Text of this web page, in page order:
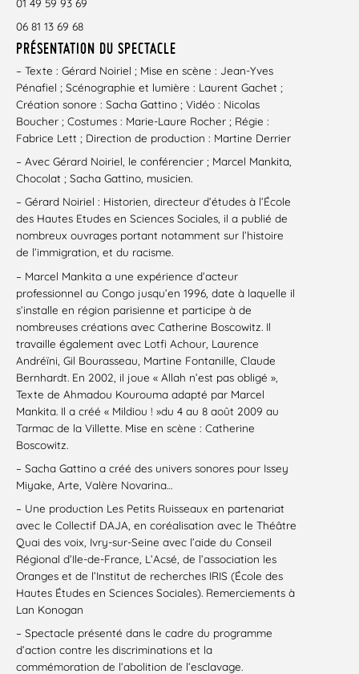
06 81 13 69 68
PRÉSENTATION DU SPECTACLE
– Texte : Gérard Noiriel ; Mise en scène : Jean-Yves
Pénafiel ; Scénographie et lumière : Laurent Gachet ;
Création sonore : Sacha Gattino ; Vidéo : Nicolas
Boucher ; Costumes : Marie-Laure Rocher ; Régie :
Fabrice Lett ; Direction de production : Martine Derrier
– Avec Gérard Noiriel, le conférencier ; Marcel Mankita,
Chocolat ; Sacha Gattino, musicien.
– Gérard Noiriel : Historien, directeur d’études à l’École
des Hautes Etudes en Sciences Sociales, il a publié de
nombreux ouvrages portant notamment sur l’histoire
de l’immigration, et du racisme.
– Marcel Mankita a une expérience d’acteur
professionnel au Congo jusqu’en 1996, date à laquelle il
s’installe en région parisienne et participe à de
nombreuses créations avec Catherine Boscowitz. Il
travaille également avec Lotfi Achour, Laurence
Andréïni, Gil Bourasseau, Martine Fontanille, Claude
Bernhardt. En 2002, il joue « Allah n’est pas obligé »,
Texte de Ahmadou Kourouma adapté par Marcel
Mankita. Il a créé « Mildiou ! »du 4 au 8 août 2009 au
Tarmac de la Villette. Mise en scène : Catherine
Boscowitz.
– Sacha Gattino a créé des univers sonores pour Issey
Miyake, Arte, Valère Novarina…
– Une production Les Petits Ruisseaux en partenariat
avec le Collectif DAJA, en coréalisation avec le Théâtre
Quai des voix, Ivry-sur-Seine avec l’aide du Conseil
Régional d’Ile-de-France, L’Acsé, de l’association les
Oranges et de l’Institut de recherches IRIS (École des
Hautes Études en Sciences Sociales). Remerciements à
Lan Konogan
– Spectacle présenté dans le cadre du programme
d’action contre les discriminations et la
commémoration de l’abolition de l’esclavage.